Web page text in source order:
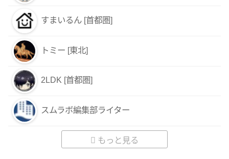
すまいるん [首都圏]
トミー [東北]
2LDK [首都圏]
スムラボ編集部ライター
もっと見る